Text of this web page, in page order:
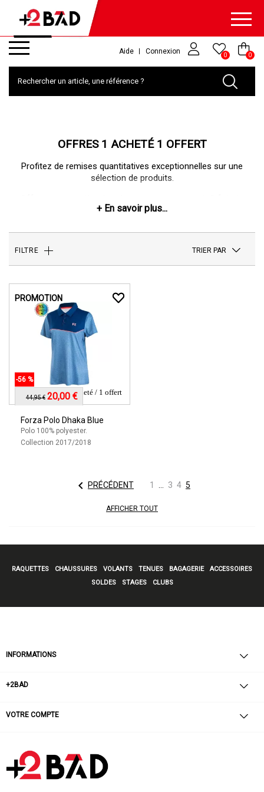
Aide Connexion 0 0
OFFRES 1 ACHETÉ 1 OFFERT
Profitez de remises quantitatives exceptionnelles sur une
sélection de produits.
même modèle.
acheté, un maillot offert sur la sélection (valable sur le
FILTRE TRIER PAR
PROMOTION
1 acheté / 1 offert
Forza Polo Dhaka Blue
Polo 100% polyester.
Collection 2017/2018
-56 %
44,95 € 20,00 €
 PRÉCÉDENT 1 3 4 5
AFFICHER TOUT
RAQUETTES CHAUSSURES VOLANTS TENUES BAGAGERIE
ACCESSOIRES
SOLDES
STAGES CLUBS
INFORMATIONS
+2BAD
VOTRE COMPTE